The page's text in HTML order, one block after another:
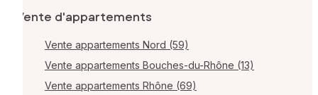
Vente d'appartements
Vente appartements Nord (59)
Vente appartements Bouches-du-Rhône (13)
Vente appartements Rhône (69)